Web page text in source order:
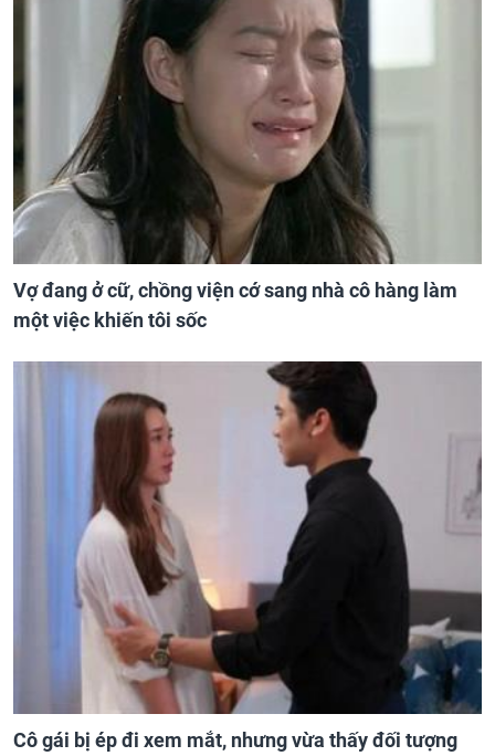
Vợ đang ở cữ, chồng viện cớ sang nhà cô hàng làm
một việc khiến tôi sốc
Cô gái bị ép đi xem mắt, nhưng vừa thấy đối tượng